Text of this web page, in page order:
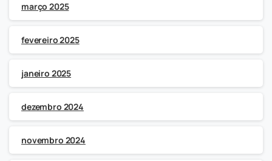
março 2025
fevereiro 2025
janeiro 2025
dezembro 2024
novembro 2024